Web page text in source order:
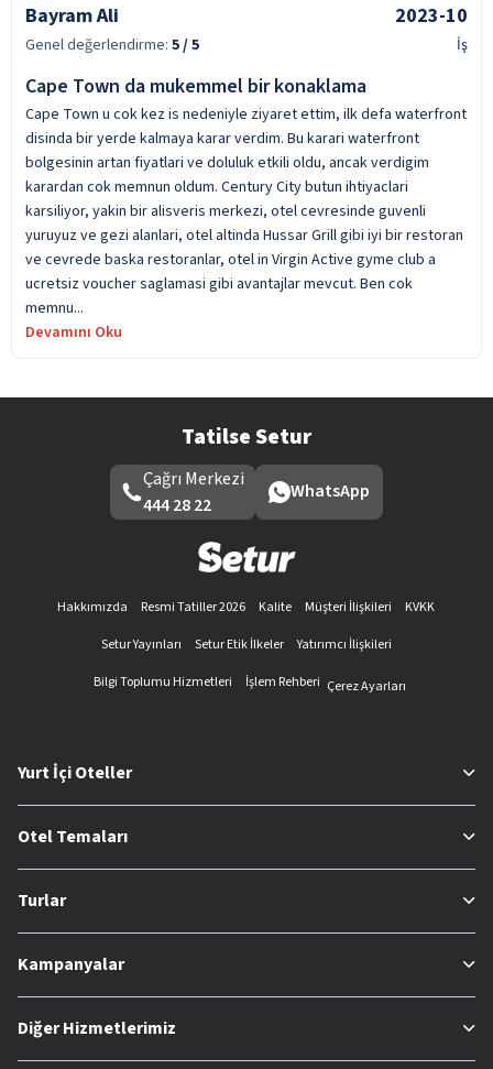
Bayram Ali 2023-10
Genel değerlendirme: 5/ 5 İş
Cape Town da mukemmel bir konaklama
Cape Town u cok kez is nedeniyle ziyaret ettim, ilk defa waterfront
disinda bir yerde kalmaya karar verdim. Bu karari waterfront
bolgesinin artan fiyatlari ve doluluk etkili oldu, ancak verdigim
karardan cok memnun oldum. Century City butun ihtiyaclari
karsiliyor, yakin bir alisveris merkezi, otel cevresinde guvenli
yuruyuz ve gezi alanlari, otel altinda Hussar Grill gibi iyi bir restoran
ve cevrede baska restoranlar, otel in Virgin Active gyme club a
ucretsiz voucher saglamasi gibi avantajlar mevcut. Ben cok
memnu...
Devamını Oku
Tatilse Setur
Çağrı Merkezi
444 28 22
WhatsApp
Hakkımızda Resmi Tatiller 2026 Kalite Müşteri İlişkileri
KVKK
Setur Yayınları
Setur Etik İlkeler
Yatırımcı İlişkileri
Bilgi Toplumu Hizmetleri
İşlem Rehberi Çerez Ayarları
Yurt İçi Oteller
Otel Temaları
Turlar
Kampanyalar
Diğer Hizmetlerimiz